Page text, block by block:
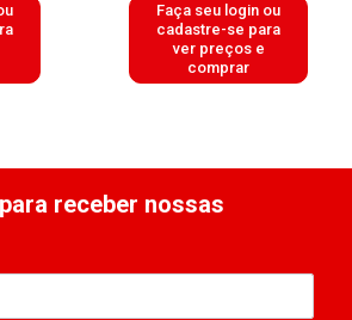
Faça seu login ou
cadastre-se para
ver preços e
comprar
receber nossas